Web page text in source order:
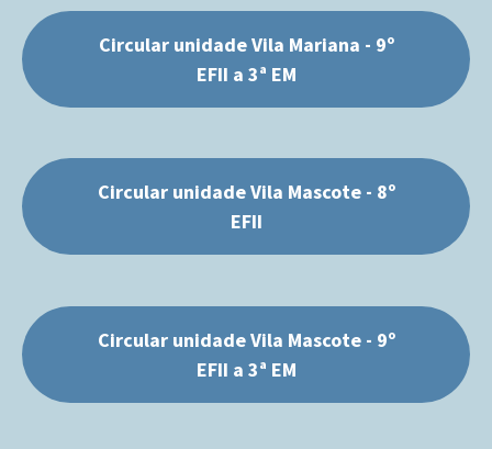
Circular unidade Vila Mariana - 9º
EFII a 3ª EM
Circular unidade Vila Mascote - 8º
EFII
Circular unidade Vila Mascote - 9º
EFII a 3ª EM